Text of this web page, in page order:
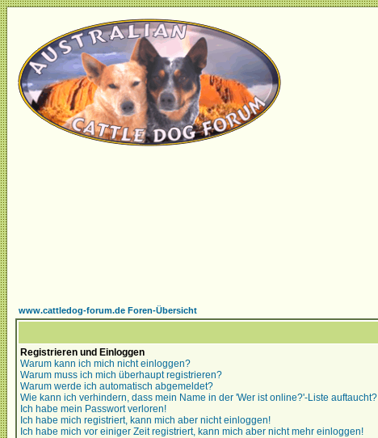
www.cattledog-forum.de Foren-Übersicht
Registrieren und Einloggen
Warum kann ich mich nicht einloggen?
Warum muss ich mich überhaupt registrieren?
Warum werde ich automatisch abgemeldet?
Wie kann ich verhindern, dass mein Name in der 'Wer ist online?'-Liste auftaucht?
Ich habe mein Passwort verloren!
Ich habe mich registriert, kann mich aber nicht einloggen!
Ich habe mich vor einiger Zeit registriert, kann mich aber nicht mehr einloggen!